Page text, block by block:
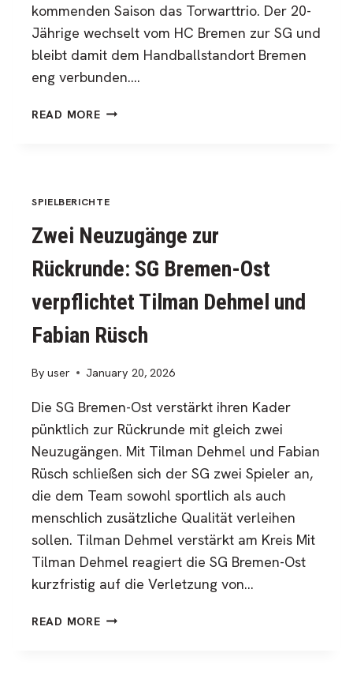
kommenden Saison das Torwarttrio. Der 20-
Jährige wechselt vom HC Bremen zur SG und
bleibt damit dem Handballstandort Bremen
eng verbunden….
READ MORESG
KOHAUPT
JUNGES
FÜR
DIE
ZUKUNFT
SPIELBERICHTE
Zwei Neuzugänge zur
Rückrunde: SG Bremen-Ost
verpflichtet Tilman Dehmel und
Fabian Rüsch
By user January 20, 2026
Die SG Bremen-Ost verstärkt ihren Kader
pünktlich zur Rückrunde mit gleich zwei
Neuzugängen. Mit Tilman Dehmel und Fabian
Rüsch schließen sich der SG zwei Spieler an,
die dem Team sowohl sportlich als auch
menschlich zusätzliche Qualität verleihen
sollen. Tilman Dehmel verstärkt am Kreis Mit
Tilman Dehmel reagiert die SG Bremen-Ost
kurzfristig auf die Verletzung von…
READ MOREZWEI